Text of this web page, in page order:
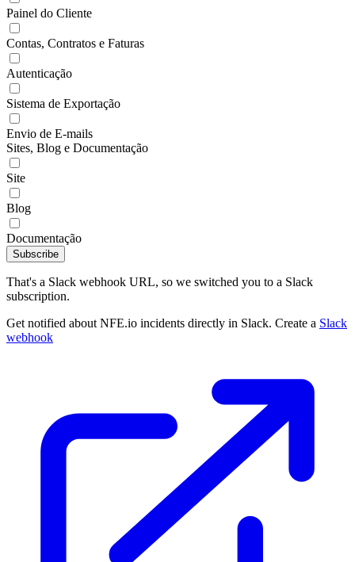
Painel do Cliente
Contas, Contratos e Faturas
Autenticação
Sistema de Exportação
Envio de E-mails
Sites, Blog e Documentação
Site
Blog
Documentação
Subscribe
That's a Slack webhook URL, so we switched you to a Slack
subscription.
Get notified about NFE.io incidents directly in Slack. Create a Slack
webhook